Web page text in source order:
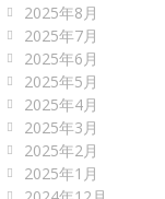
2025年8月
2025年7月
2025年6月
2025年5月
2025年4月
2025年3月
2025年2月
2025年1月